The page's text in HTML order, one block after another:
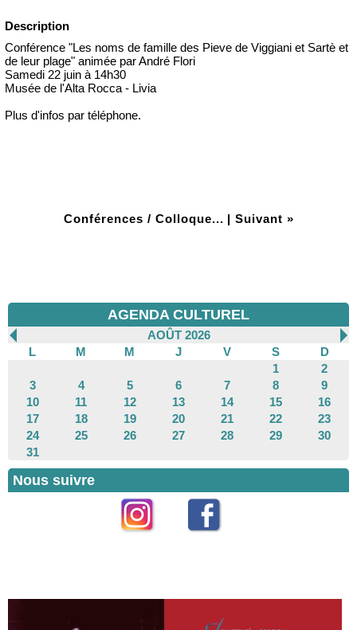
Description
Conférence "Les noms de famille des Pieve de Viggiani et Sartè et
de leur plage" animée par André Flori
Samedi 22 juin à 14h30
Musée de l'Alta Rocca - Livia
Plus d'infos par téléphone.
Conférences / Colloque... | Suivant »
AGENDA CULTUREL
AOÛT 2026
L
M M J V S
D
1
2
3
4 5 6 7 8
9
10
11 12 13 14 15
16
17
18 19 20 21 22
23
24
25 26 27 28 29
30
31
Nous suivre